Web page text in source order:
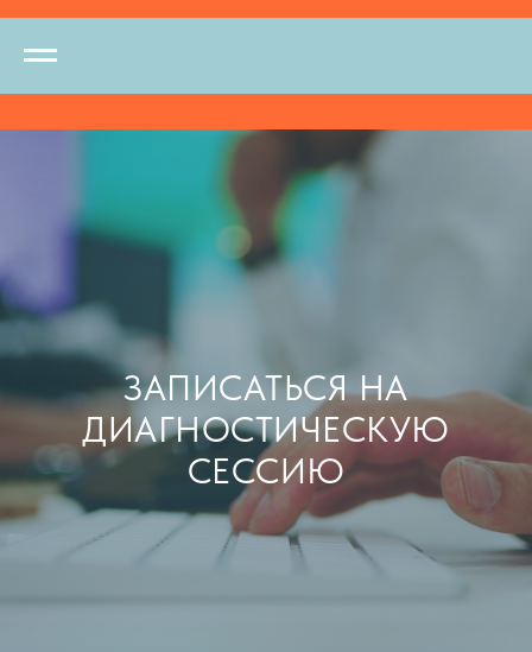
ЗАПИСАТЬСЯ НА
ДИАГНОСТИЧЕСКУЮ
СЕССИЮ